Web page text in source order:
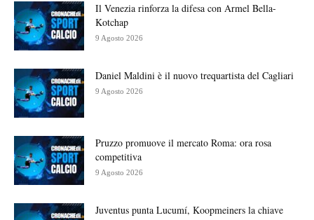
Il Venezia rinforza la difesa con Armel Bella-
Kotchap
9 Agosto 2026
Daniel Maldini è il nuovo trequartista del Cagliari
9 Agosto 2026
Pruzzo promuove il mercato Roma: ora rosa
competitiva
9 Agosto 2026
Juventus punta Lucumí, Koopmeiners la chiave